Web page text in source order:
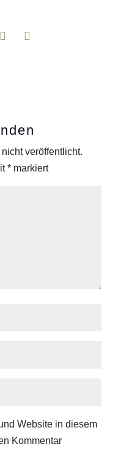
veröffentlicht.
*markiert
Website in diesem
Kommentar